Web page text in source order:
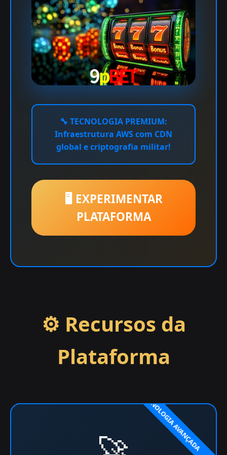
🔧 TECNOLOGIA PREMIUM:
Infraestrutura AWS com CDN
global e criptografia militar!
🖥️ EXPERIMENTAR
PLATAFORMA
⚙️ Recursos da
Plataforma